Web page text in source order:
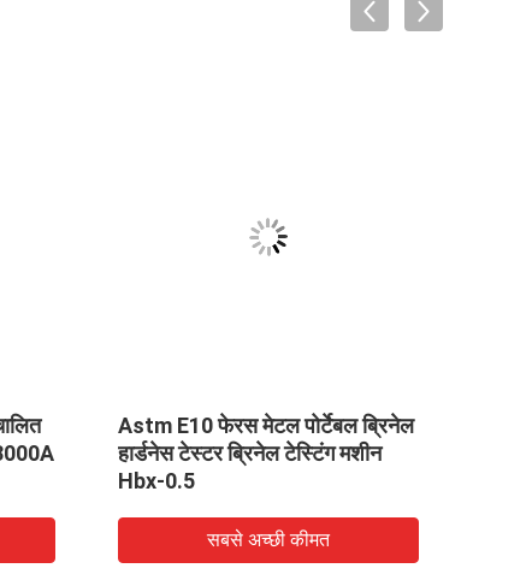
Astm E10 फेरस मेटल पोर्टेबल ब्रिनेल
हार्डनेस टेस्टर ब्रिनेल टेस्टिंग मशीन
Hbx-0.5
सबसे अच्छी कीमत